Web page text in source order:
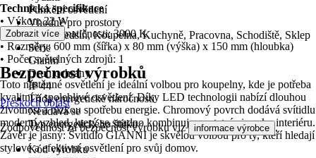
Funkční osvětlení
Vhodné pro prostory
Hala/ předsíň, Koupelna, Kuchyně, Pracovna, Schodiště, Sklep
Série
Gianni
Druh ochrany
IP 44
Třída energetické náročnosti
Neudává se
Typ energetického štítku
-
Kód výrobku
Technická specifikace
• Výkon: 22 W
• Teplota chromatičnosti: 3000 K
• Rozměry: 600 mm (šířka) x 80 mm (výška) x 150 mm (hloubka)
• Počet světelných zdrojů: 1
Toto nástěnné osvětlení je ideální volbou pro koupelny, kde je potřeba
kvalitní a spolehlivé osvětlení. Díky LED technologii nabízí dlouhou
životnost a nízkou spotřebu energie. Chromový povrch dodává svítidlu
moderní vzhled, který se snadno kombinuje s ostatními prvky interiéru.
Závěr je jasný: Svítidlo GIANNI je skvělou volbou pro ty, kteří hledají
stylové a efektivní osvětlení pro svůj domov.
Zobrazit více
Bezpečnost výrobků
Přeskočit oblast
Zodpovědnost za bezpečnost výrobku viz informace výrobce .